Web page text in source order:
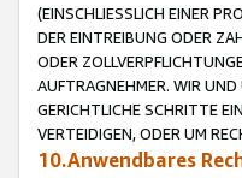
(EINSCHLIESSLICH EINER
DER EINTREIBUNG ODER
ODER
AUFTRAGNEHMER. WIR
GERICHTLICHE SCHRITTE
VERTEIDIGEN, ODER UM
10.Anwendbares